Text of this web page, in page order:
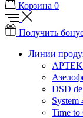
Корзина 0
Получить
Линии
DSD
Time to